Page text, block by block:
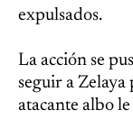
expulsados.
La acción se
seguir a
atacante albo